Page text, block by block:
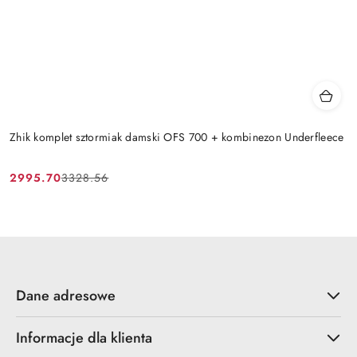
Zhik komplet sztormiak damski OFS 700 + kombinezon Underfleece
Cena
2995.70
Cena
3328.56
Dane adresowe
Informacje dla klienta